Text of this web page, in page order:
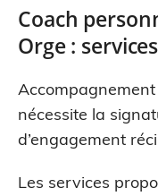
Coach
Orge :
nécessite la
d’engagement
Les services